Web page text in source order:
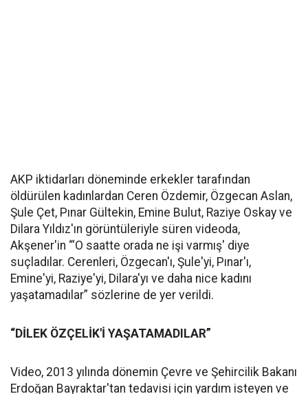
AKP iktidarları döneminde erkekler tarafından
öldürülen kadınlardan Ceren Özdemir, Özgecan Aslan,
Şule Çet, Pınar Gültekin, Emine Bulut, Raziye Oskay ve
Dilara Yıldız'ın görüntüleriyle süren videoda,
Akşener'in “‘O saatte orada ne işi varmış' diye
suçladılar. Cerenleri, Özgecan'ı, Şule'yi, Pınar'ı,
Emine'yi, Raziye'yi, Dilara'yı ve daha nice kadını
yaşatamadılar” sözlerine de yer verildi.
“DİLEK ÖZÇELİK'İ YAŞATAMADILAR”
Video, 2013 yılında dönemin Çevre ve Şehircilik Bakanı
Erdoğan Bayraktar'tan tedavisi için yardım isteyen ve